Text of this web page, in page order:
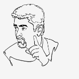
și alte